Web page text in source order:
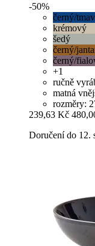
-50%
černý/
krémový
šedý
černý/
černý/
+1
ručně
matná
rozměry:
239,63 Kč
Doručení do 12.